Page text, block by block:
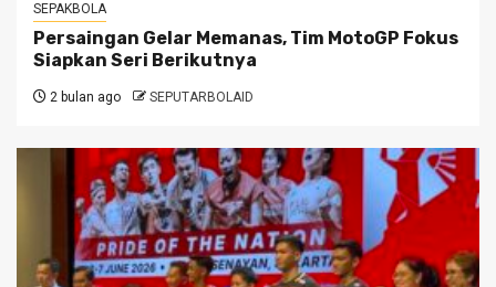
SEPAKBOLA
Persaingan Gelar Memanas, Tim MotoGP Fokus
Siapkan Seri Berikutnya
2 bulan ago SEPUTARBOLAID